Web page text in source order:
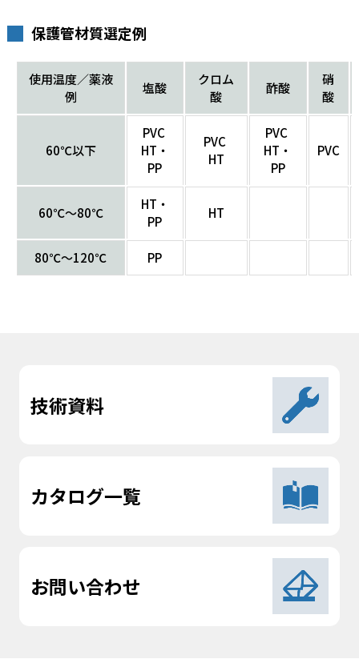
保護管材質選定例
使用温度／薬液
例
塩酸
クロム
酸
酢酸
硝
酸
60℃以下
PVC
HT・
PP
PVC
HT
PVC
HT・
PP
PVC
60℃～80℃
HT・
PP
HT
80℃～120℃ PP
技術資料
カタログ一覧
お問い合わせ